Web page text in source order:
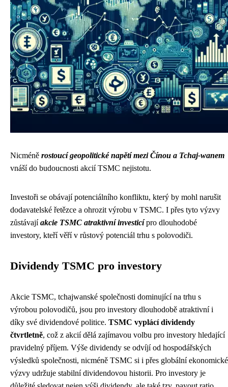
Nicméně rostoucí geopolitické napětí mezi Čínou a Tchaj-wanem
vnáší do budoucnosti akcií TSMC nejistotu.
Investoři se obávají potenciálního konfliktu, který by mohl narušit
dodavatelské řetězce a ohrozit výrobu v TSMC. I přes tyto výzvy
zůstávajíakcie TSMC atraktivní investicípro dlouhodobé
investory, kteří věří v růstový potenciál trhu s polovodiči.
Dividendy TSMC pro investory
Akcie TSMC, tchajwanské společnosti dominující na trhu s
výrobou polovodičů, jsou pro investory dlouhodobě atraktivní i
díky své dividendové politice. TSMC vyplácí dividendy
čtvrtletně, což z akcií dělá zajímavou volbu pro investory hledající
pravidelný příjem. Výše dividendy se odvíjí od hospodářských
výsledků společnosti, nicméně TSMC si i přes globální ekonomické
výzvy udržuje stabilní dividendovou historii. Pro investory je